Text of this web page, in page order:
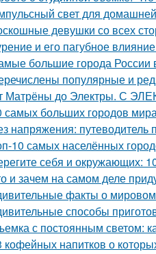
свет для
девушки со всех
и его пагубное
большие города России
популярные и
Матрёны до Электры. С
самых больших городов
напряжения: путеводитель
10 самых населённых
себя и окружающих:
и зачем на самом деле
факты о
способы
с постоянным светом:
кофейных напитков о